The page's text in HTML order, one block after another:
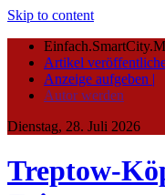
Skip to content
Artikel
Anzeige aufgeben |
Autor werden
Dienstag, 28. Juli 2026
Treptow-